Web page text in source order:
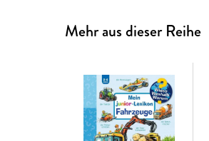
Mehr aus dieser Reihe